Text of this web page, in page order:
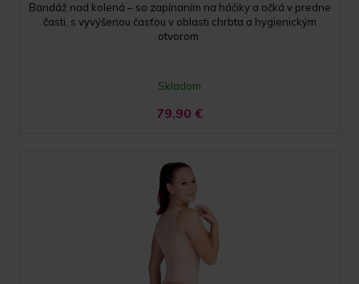
Bandáž nad kolená – so zapínaním na háčiky a očká v predne
časti, s vyvýšenou časťou v oblasti chrbta a hygienickým
otvorom
Skladom
79,90 €